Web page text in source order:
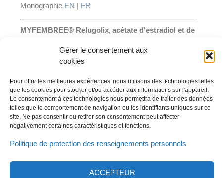
Gérer le consentement aux
cookies
Pour offrir les meilleures expériences, nous utilisons des technologies telles
que les cookies pour stocker et/ou accéder aux informations sur l'appareil.
Le consentement à ces technologies nous permettra de traiter des données
telles que le comportement de navigation ou les identifiants uniques sur ce
site. Ne pas consentir ou retirer son consentement peut affecter
négativement certaines caractéristiques et fonctions.
Politique de protection des renseignements personnels
ACCEPTEUR
Monographie EN | FR
MYFEMBREE® Relugolix, acétate d'estradiol et de
Comprimés, 40 mg/1 mg/0,5 mg, voie orale
MonographieEN|